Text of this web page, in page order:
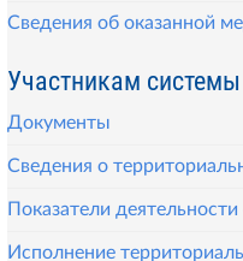
Сведения об оказанной
Участникам
Документы
Сведения о
Показатели
Исполнение